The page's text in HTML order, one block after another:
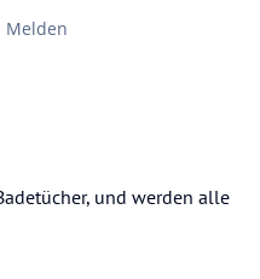
Melden
und werden alle